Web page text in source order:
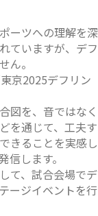
ーツへの理解を深
ていますが、デフ
ん。
京2025デフリン
図を、音ではなく
を通じて、工夫す
きることを実感し
します。
て、試合会場でデ
ージイベントを行